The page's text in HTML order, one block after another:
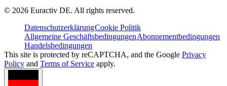
© 2026 Euractiv DE. All rights reserved.
DatenschutzerklärungCookie Politik
Allgemeine GeschäftsbedingungenAbonnementbedingungen
Handelsbedingungen
This site is protected by reCAPTCHA, and the Google Privacy
Policy and Terms of Service apply.